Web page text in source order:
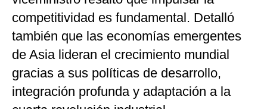
competitividad es fundamental. Detalló
también que las economías emergentes
de Asia lideran el crecimiento mundial
gracias a sus políticas de desarrollo,
integración profunda y adaptación a la